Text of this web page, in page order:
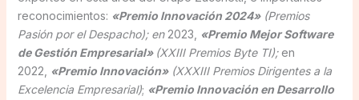
reconocimientos: «Premio Innovación 2024»(Premios
Pasión por el Despacho); en2023, «Premio Mejor Software
de Gestión Empresarial» (XXIII Premios Byte TI);en
2022, «Premio Innovación»(XXXIII Premios Dirigentes a la
Excelencia Empresarial); «Premio Innovación en Desarrollo